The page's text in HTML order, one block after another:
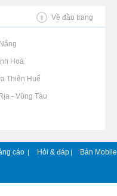
Về đầu trang
Hoá
Thiên Huế
- Vũng Tàu
cáo | Hỏi & đáp | Bản Mobile